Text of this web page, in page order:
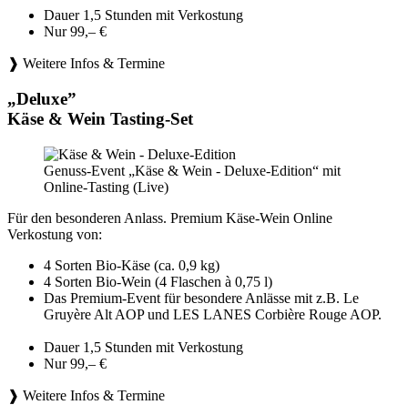
Dauer 1,5 Stunden mit Verkostung
Nur 99,– €
❱ Weitere Infos & Termine
„Deluxe”
Käse & Wein Tasting-Set
Genuss-Event „Käse & Wein - Deluxe-Edition“ mit
Online-Tasting (Live)
Für den besonderen Anlass. Premium Käse-Wein Online
Verkostung von:
4 Sorten Bio-Käse (ca. 0,9 kg)
4 Sorten Bio-Wein (4 Flaschen à 0,75 l)
Das Premium-Event für besondere Anlässe mit z.B. Le
Gruyère Alt AOP und LES LANES Corbière Rouge AOP.
Dauer 1,5 Stunden mit Verkostung
Nur 99,– €
❱ Weitere Infos & Termine